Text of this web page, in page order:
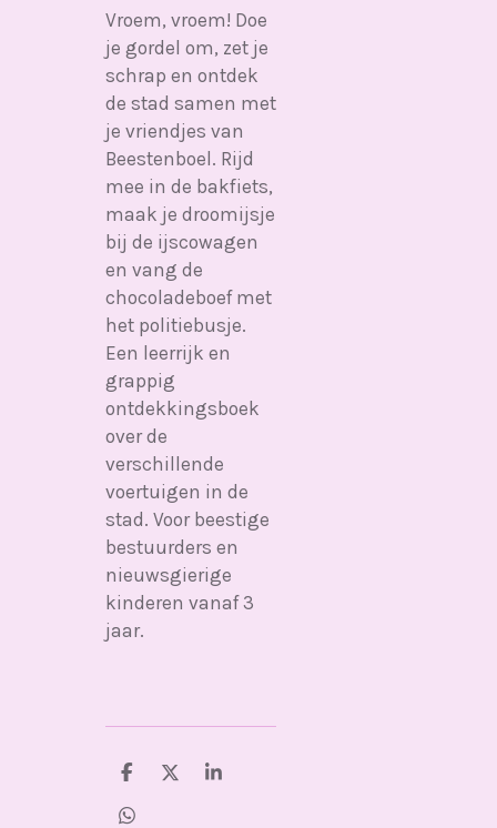
Vroem, vroem! Doe
je gordel om, zet je
schrap en ontdek
de stad samen met
je vriendjes van
Beestenboel. Rijd
mee in de bakfiets,
maak je droomijsje
bij de ijscowagen
en vang de
chocoladeboef met
het politiebusje.
Een leerrijk en
grappig
ontdekkingsboek
over de
verschillende
voertuigen in de
stad. Voor beestige
bestuurders en
nieuwsgierige
kinderen vanaf 3
jaar.
D
l
D
S